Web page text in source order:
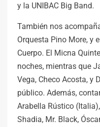
y la UNIBAC Big Band.
También nos
Orquesta Pino More, y
Cuerpo. El Micna
noches, mientras que
Vega, Checo Acosta, y
público. Además,
Arabella Rústico
Shadia, Mr. Black,